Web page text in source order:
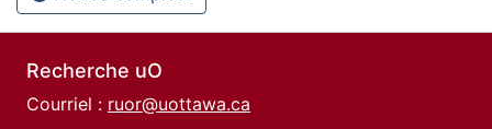
Recherche uO
Courriel : ruor@uottawa.ca